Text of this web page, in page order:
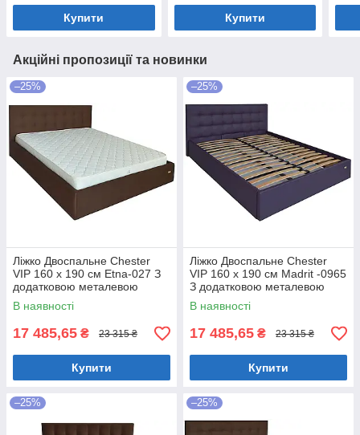
Купити Купити
Акційні пропозиції та новинки
–25%
Ліжко Двоспальне Chester
VIP 160 х 190 см Etna-027 З
додатковою металевою
цільнозварною рамою
Коричневий
В наявності
17 485,65 ₴ 23 315 ₴
Купити
–25%
Ліжко Двоспальне Chester
VIP 160 х 190 см Madrit -0965
З додатковою металевою
цільнозварною рамою
Фіолетовий
В наявності
17 485,65 ₴ 23 315 ₴
Купити
–25% –25%